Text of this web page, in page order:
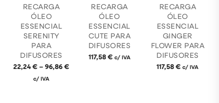
RECARGA
ÓLEO
ESSENCIAL
SERENITY
PARA
DIFUSORES
22,24€ – 96,86€
c/ IVA
RECARGA
ÓLEO
ESSENCIAL
CUTE PARA
DIFUSORES
117,58€ c/ IVA
RECARGA
ÓLEO
ESSENCIAL
GINGER
FLOWER PARA
DIFUSORES
117,58€ c/ IVA